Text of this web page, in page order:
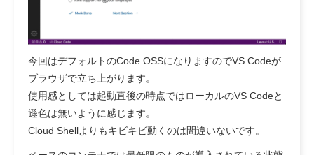
今回はデフォルトのCode OSSになりますのでVS Codeが
ブラウザで立ち上がります。
使用感としては起動直後の時点ではローカルのVS Codeと
遜色は無いように感じます。
Cloud Shellよりもキビキビ動くのは間違いないです。